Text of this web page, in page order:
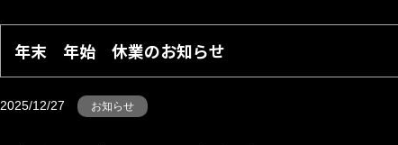
年末 年始 休業のお知らせ
2025/12/27 お知らせ